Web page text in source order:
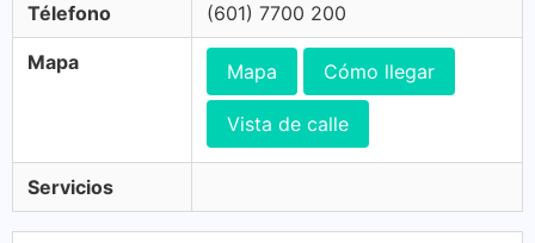
Télefono (601) 7700 200
Mapa Mapa Cómo llegar
Vista de calle
Servicios